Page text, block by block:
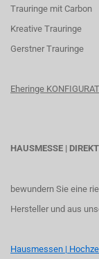
Trauringe mit Carbon
Kreative Trauringe
Gerstner Trauringe
Eheringe
HAUSMESSE |
bewundern Sie eine
Hersteller und aus
Hausmessen |